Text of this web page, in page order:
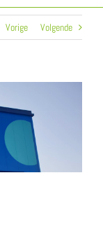
Vorige Volgende